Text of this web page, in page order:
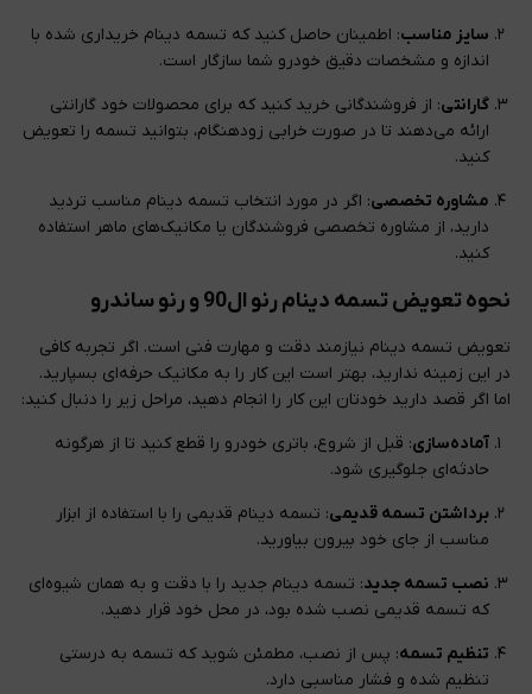
سایز مناسب: اطمینان حاصل کنید که تسمه دینام خریداری شده با
اندازه و مشخصات دقیق خودرو شما سازگار است.
گارانتی: از فروشندگانی خرید کنید که برای محصولات خود گارانتی
ارائه می‌دهند تا در صورت خرابی زودهنگام، بتوانید تسمه را تعویض
کنید.
مشاوره تخصصی: اگر در مورد انتخاب تسمه دینام مناسب تردید
دارید، از مشاوره تخصصی فروشندگان یا مکانیک‌های ماهر استفاده
کنید.
نحوه تعویض تسمه دینام رنو ال90 و رنو ساندرو
تعویض تسمه دینام نیازمند دقت و مهارت فنی است. اگر تجربه کافی
در این زمینه ندارید، بهتر است این کار را به مکانیک حرفه‌ای بسپارید.
اما اگر قصد دارید خودتان این کار را انجام دهید، مراحل زیر را دنبال کنید:
آماده‌سازی: قبل از شروع، باتری خودرو را قطع کنید تا از هرگونه
حادثه‌ای جلوگیری شود.
برداشتن تسمه قدیمی: تسمه دینام قدیمی را با استفاده از ابزار
مناسب از جای خود بیرون بیاورید.
نصب تسمه جدید: تسمه دینام جدید را با دقت و به همان شیوه‌ای
که تسمه قدیمی نصب شده بود، در محل خود قرار دهید.
تنظیم تسمه: پس از نصب، مطمئن شوید که تسمه به درستی
تنظیم شده و فشار مناسبی دارد.